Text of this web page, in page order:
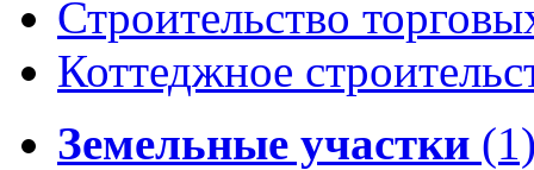
Строительство
Коттеджное
Земельные участки